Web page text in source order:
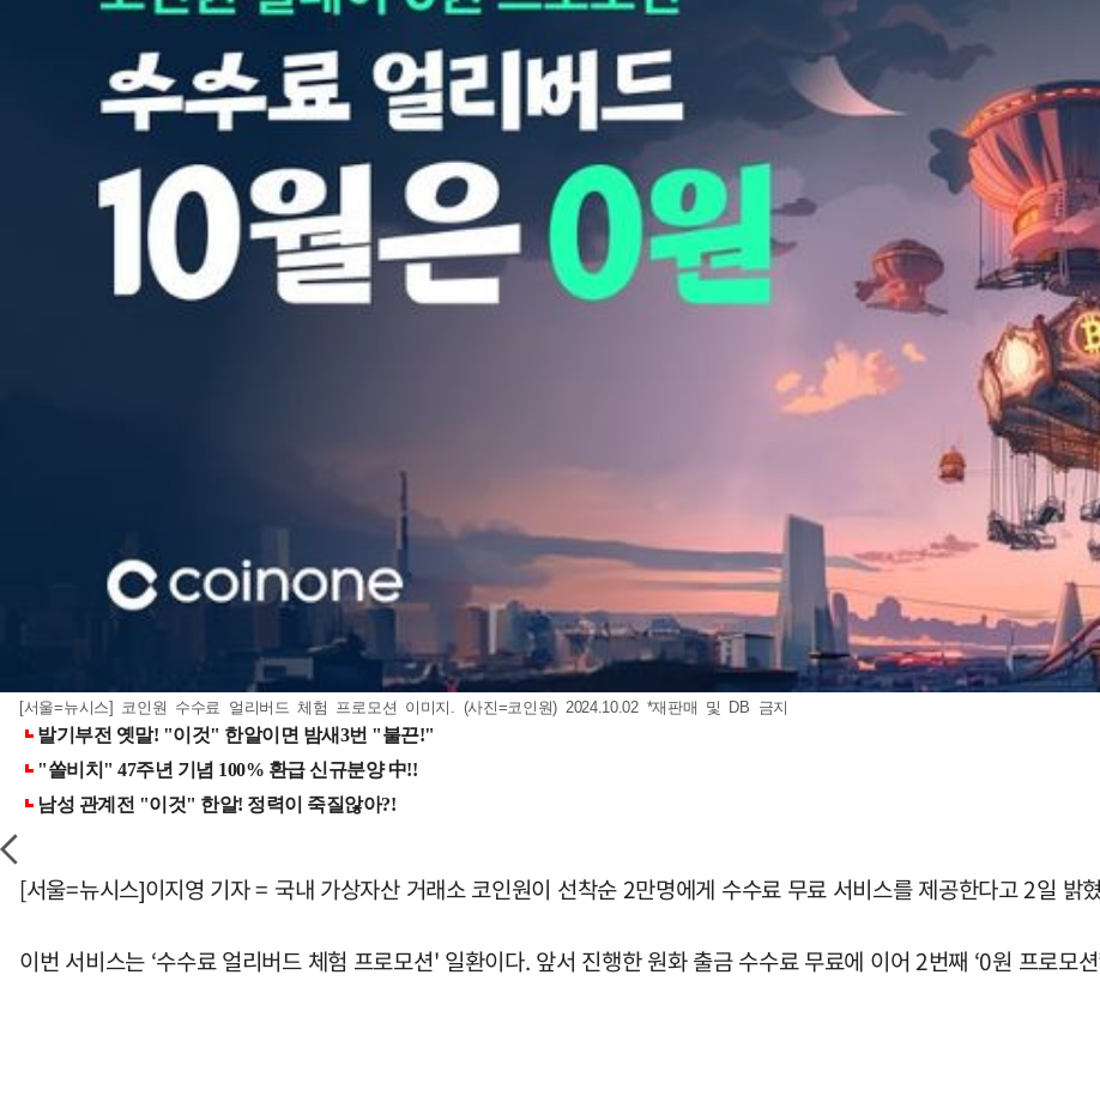
[서울=뉴시스] 코인원 수수료 얼리버드 체험 프로모션 이미지. (사진=코인원) 2024.10.02 *재판매 및 DB 금지
[서울=뉴시스]이지영 기자 = 국내 가상자산 거래소 코인원이 선착순 2만명에게 수수료 무료 서비스를 제공한다고 2일 밝
이번 서비스는 ‘수수료 얼리버드 체험 프로모션' 일환이다. 앞서 진행한 원화 출금 수수료 무료에 이어 2번째 ‘0원 프로모션